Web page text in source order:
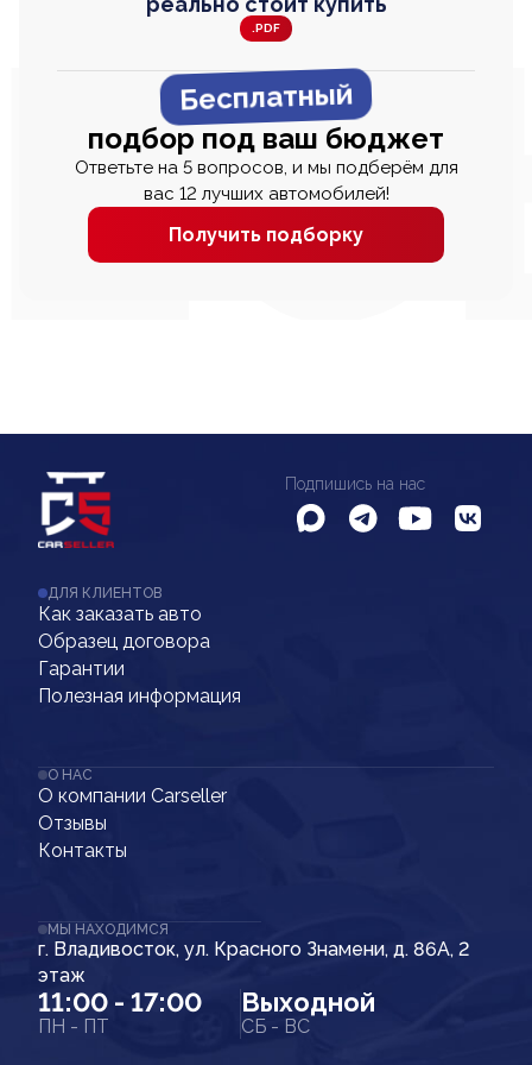
.PDF
Бесплатный
подбор под ваш бюджет
Ответьте на 5 вопросов, и мы подберём для
вас 12 лучших автомобилей!
Получить подборку
Подпишись на нас
ДЛЯ КЛИЕНТОВ
Как заказать авто
Образец договора
Гарантии
Полезная информация
О НАС
О компании Carseller
Отзывы
Контакты
МЫ НАХОДИМСЯ
г. Владивосток, ул. Красного Знамени, д. 86А, 2
этаж
11:00 - 17:00
ПН - ПТ
Выходной
СБ - ВС